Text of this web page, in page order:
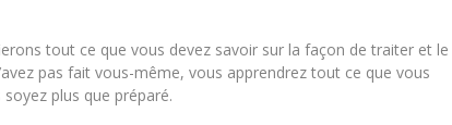
tout ce que vous devez savoir sur la façon de traiter et le
pas fait vous-même, vous apprendrez tout ce que vous
plus que préparé.